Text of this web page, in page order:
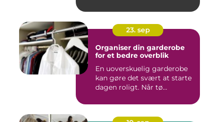
23. sep
Organiser din garderobe
for et bedre overblik
En uoverskuelig garderobe
kan gøre det svært at starte
dagen roligt. Når tø...